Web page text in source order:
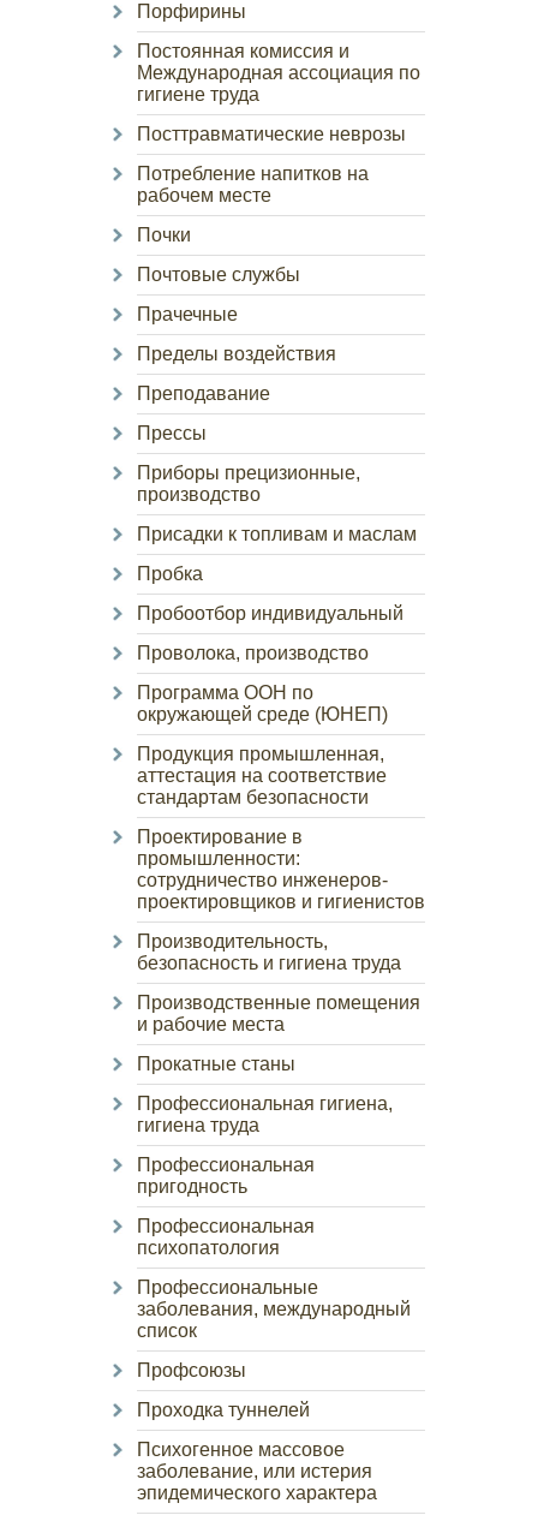
Порфирины
Постоянная комиссия и
Международная ассоциация по
гигиене труда
Посттравматические неврозы
Потребление напитков на
рабочем месте
Почки
Почтовые службы
Прачечные
Пределы воздействия
Преподавание
Прессы
Приборы прецизионные,
производство
Присадки к топливам и маслам
Пробка
Пробоотбор индивидуальный
Проволока, производство
Программа ООН по
окружающей среде (ЮНЕП)
Продукция промышленная,
аттестация на соответствие
стандартам безопасности
Проектирование в
промышленности:
сотрудничество инженеров-
проектировщиков и гигиенистов
Производительность,
безопасность и гигиена труда
Производственные помещения
и рабочие места
Прокатные станы
Профессиональная гигиена,
гигиена труда
Профессиональная
пригодность
Профессиональная
психопатология
Профессиональные
заболевания, международный
список
Профсоюзы
Проходка туннелей
Психогенное массовое
заболевание, или истерия
эпидемического характера